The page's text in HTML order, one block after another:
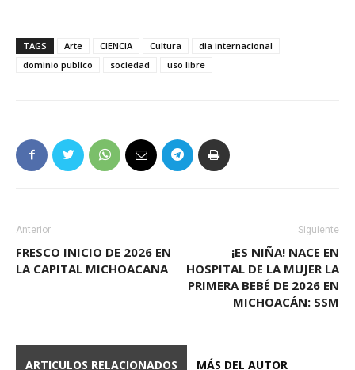
TAGS Arte CIENCIA Cultura
dia internacional
dominio publico
sociedad uso libre
Anterior
FRESCO INICIO DE 2026 EN
LA CAPITAL MICHOACANA
Siguiente
¡ES NIÑA! NACE EN
HOSPITAL DE LA MUJER LA
PRIMERA BEBÉ DE 2026 EN
MICHOACÁN: SSM
ARTICULOS RELACIONADOS MÁS DEL AUTOR